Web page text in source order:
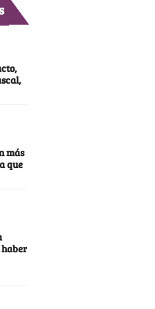
más
que
haber